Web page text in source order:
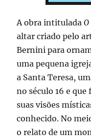
A obra intitulada
altar criado pelo
Bernini para
uma pequena
a Santa Teresa,
no século 16 e que
suas visões
conhecido. No
o relato de um